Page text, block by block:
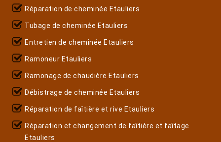
Réparation de cheminée Etauliers
Tubage de cheminée Etauliers
Entretien de cheminée Etauliers
Ramoneur Etauliers
Ramonage de chaudière Etauliers
Débistrage de cheminée Etauliers
Réparation de faîtière et rive Etauliers
Réparation et changement de faîtière et faîtage
Etauliers